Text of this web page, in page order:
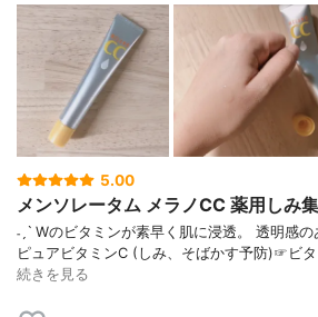
5.00
メンソレータム メラノCC 薬用しみ
˗ˏˋ Wのビタミンが素早く肌に浸透。 透明感
ピュアビタミンC (しみ、そばかす予防)☞ビ
続きを見る